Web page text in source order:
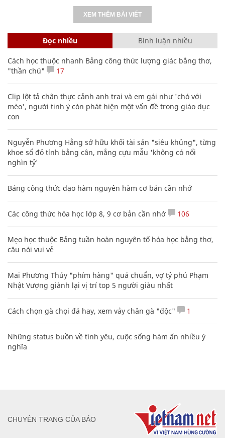
XEM THÊM BÀI VIẾT
Đọc nhiều Bình luận nhiều
Cách học thuộc nhanh Bảng công thức lượng giác bằng thơ,
"thần chú"
17
Clip lột tả chân thực cảnh anh trai và em gái như 'chó với
mèo', người tinh ý còn phát hiện một vấn đề trong giáo dục
con
Nguyễn Phương Hằng sở hữu khối tài sản "siêu khủng", từng
khoe sổ đỏ tính bằng cân, mắng cựu mẫu 'không có nổi
nghìn tỷ'
Bảng công thức đạo hàm nguyên hàm cơ bản cần nhớ
Các công thức hóa học lớp 8, 9 cơ bản cần nhớ 106
Mẹo học thuộc Bảng tuần hoàn nguyên tố hóa học bằng thơ,
câu nói vui vẻ
Mai Phương Thúy "phím hàng" quá chuẩn, vợ tỷ phú Phạm
Nhật Vượng giành lại vị trí top 5 người giàu nhất
Cách chọn gà chọi đá hay, xem vảy chân gà "độc" 1
Những status buồn về tình yêu, cuộc sống hàm ẩn nhiều ý
nghĩa
CHUYÊN TRANG CỦA BÁO